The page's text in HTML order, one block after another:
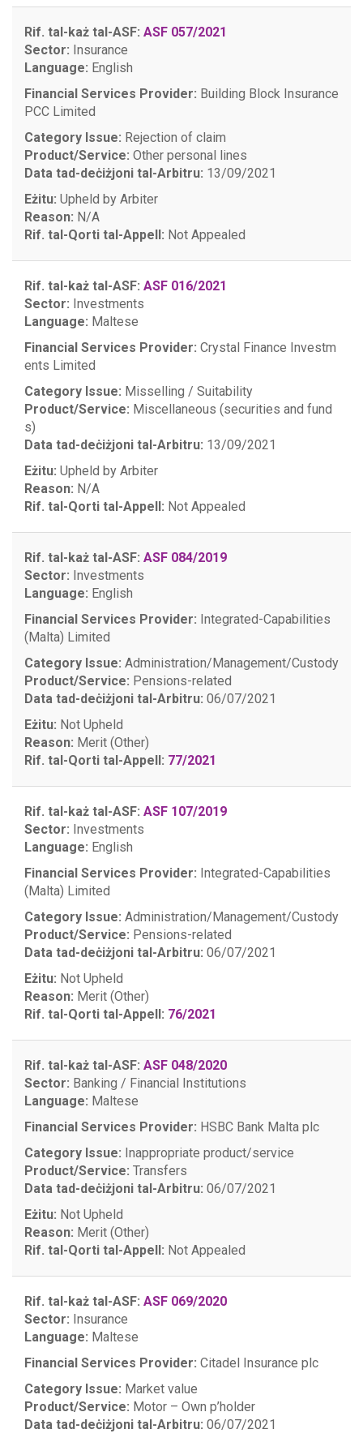
Rif. tal-każ tal-ASF: ASF 057/2021
Sector: Insurance
Language: English
Financial Services Provider: Building Block Insurance
PCC Limited
Category Issue: Rejection of claim
Product/Service: Other personal lines
Data tad-deċiżjoni tal-Arbitru: 13/09/2021
Eżitu: Upheld by Arbiter
Reason: N/A
Rif. tal-Qorti tal-Appell: Not Appealed
Rif. tal-każ tal-ASF: ASF 016/2021
Sector: Investments
Language: Maltese
Financial Services Provider: Crystal Finance Investm
ents Limited
Category Issue: Misselling / Suitability
Product/Service: Miscellaneous (securities and fund
s)
Data tad-deċiżjoni tal-Arbitru: 13/09/2021
Eżitu: Upheld by Arbiter
Reason: N/A
Rif. tal-Qorti tal-Appell: Not Appealed
Rif. tal-każ tal-ASF: ASF 084/2019
Sector: Investments
Language: English
Financial Services Provider: Integrated-Capabilities
(Malta) Limited
Category Issue: Administration/Management/Custody
Product/Service: Pensions-related
Data tad-deċiżjoni tal-Arbitru: 06/07/2021
Eżitu: Not Upheld
Reason: Merit (Other)
Rif. tal-Qorti tal-Appell: 77/2021
Rif. tal-każ tal-ASF: ASF 107/2019
Sector: Investments
Language: English
Financial Services Provider: Integrated-Capabilities
(Malta) Limited
Category Issue: Administration/Management/Custody
Product/Service: Pensions-related
Data tad-deċiżjoni tal-Arbitru: 06/07/2021
Eżitu: Not Upheld
Reason: Merit (Other)
Rif. tal-Qorti tal-Appell: 76/2021
Rif. tal-każ tal-ASF: ASF 048/2020
Sector: Banking / Financial Institutions
Language: Maltese
Financial Services Provider: HSBC Bank Malta plc
Category Issue: Inappropriate product/service
Product/Service: Transfers
Data tad-deċiżjoni tal-Arbitru: 06/07/2021
Eżitu: Not Upheld
Reason: Merit (Other)
Rif. tal-Qorti tal-Appell: Not Appealed
Rif. tal-każ tal-ASF: ASF 069/2020
Sector: Insurance
Language: Maltese
Financial Services Provider: Citadel Insurance plc
Category Issue: Market value
Product/Service: Motor – Own p’holder
Data tad-deċiżjoni tal-Arbitru: 06/07/2021